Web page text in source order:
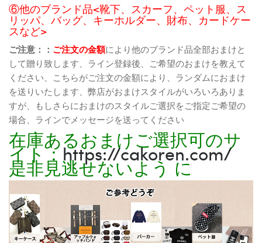
⑥他のブランド品<靴下、スカーフ、ペット服、ス
リッパ、バッグ、キーホルダー、財布、カードケー
スなど>
ご注意：： ご注文の金額により他のブランド品全部おまけと
して贈り致します、ライン登録後、ご希望のおまけを教えて
ください、こちらがご注文の金額により、ランダムにおまけ
を送りいたします、弊店がおまけスタイルがいろいろありま
すが、もしさらにおまけのスタイルご選択をご指定ご希望の
場合、ラインでメッセージを送ってください
在庫あるおまけご選択可のサ
イト：https://cakoren.com/
是非見逃せないよう に